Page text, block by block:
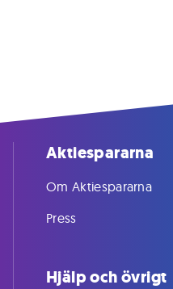
Aktiespararna
Om Aktiespararna
Press
Hjälp och övrigt